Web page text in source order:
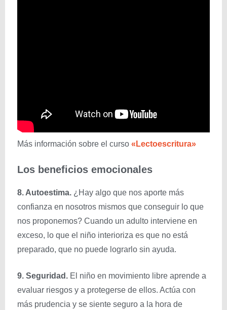
Más información sobre el curso «Lectoescritura»
Los beneficios emocionales
8. Autoestima. ¿Hay algo que nos aporte más
confianza en nosotros mismos que conseguir lo que
nos proponemos? Cuando un adulto interviene en
exceso, lo que el niño interioriza es que no está
preparado, que no puede lograrlo sin ayuda.
9. Seguridad. El niño en movimiento libre aprende a
evaluar riesgos y a protegerse de ellos. Actúa con
más prudencia y se siente seguro a la hora de